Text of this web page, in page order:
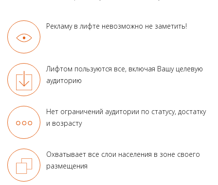
Рекламу в лифте невозможно не заметить!
Лифтом пользуются все, включая Вашу целевую
аудиторию
Нет ограничений аудитории по статусу, достатку
и возрасту
Охватывает все слои населения в зоне своего
размещения